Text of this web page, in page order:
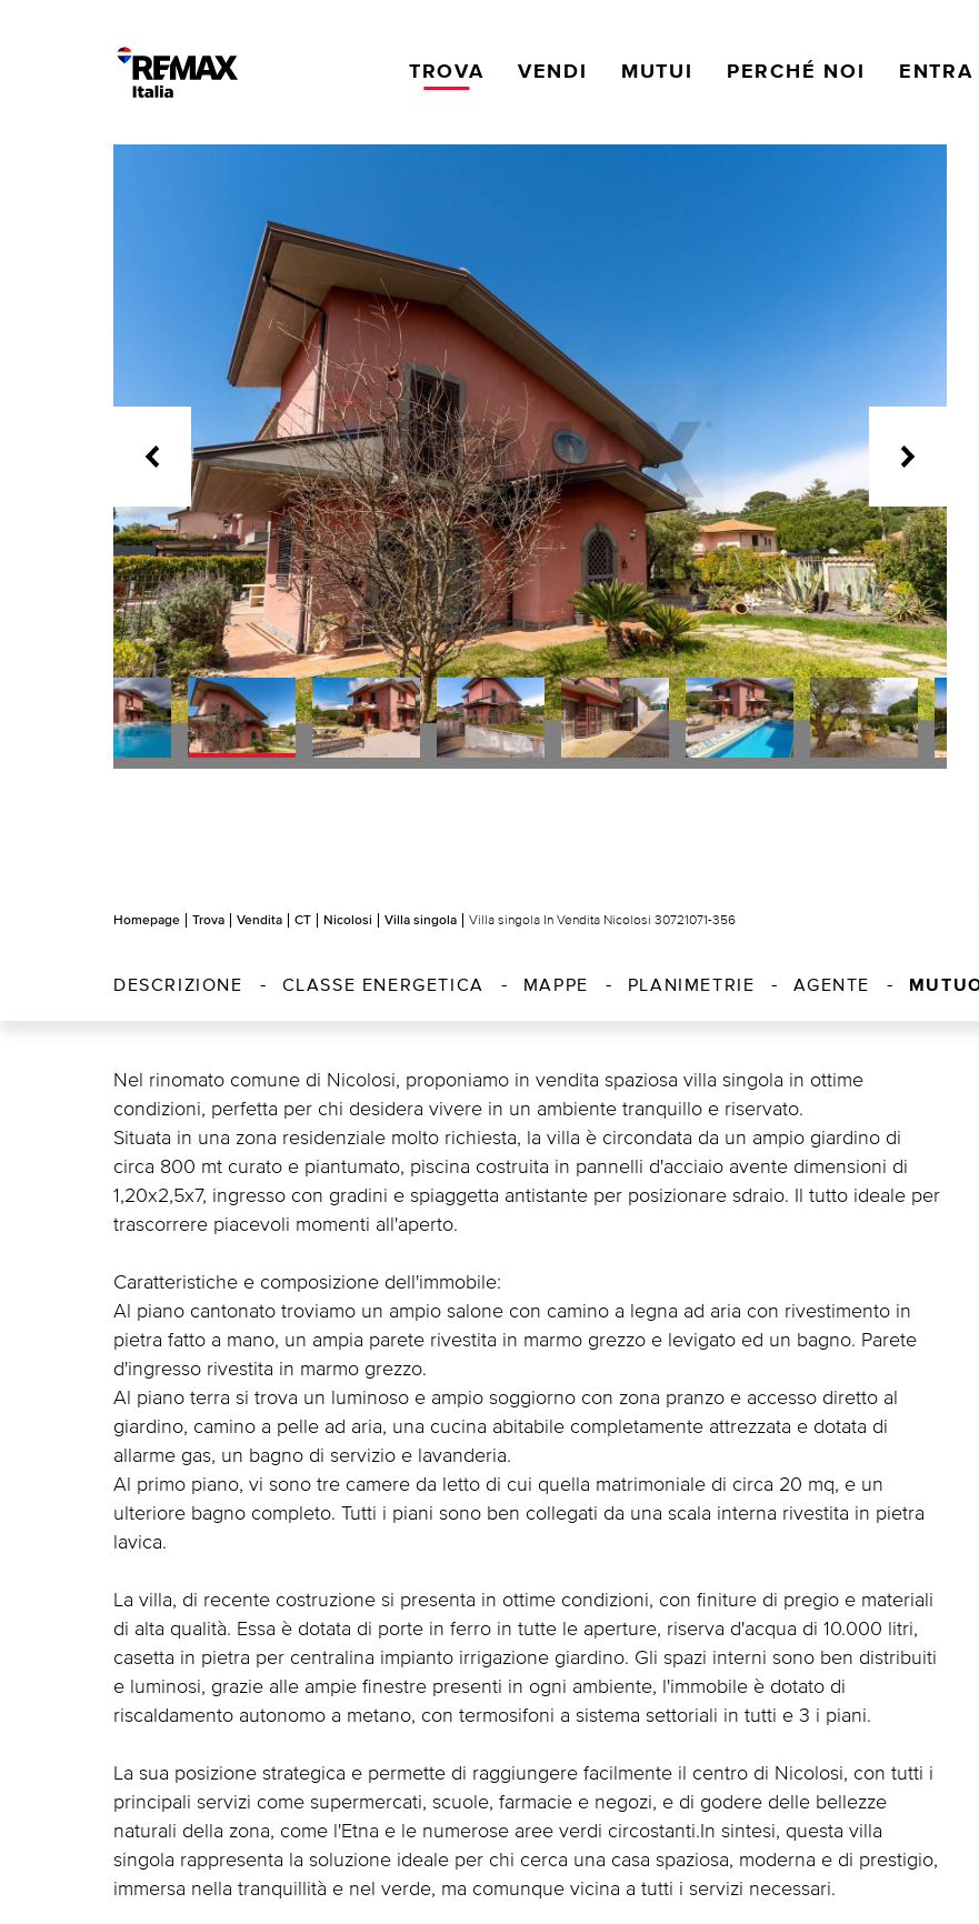
TROVA VENDI MUTUI PERCHÉ NOI
Homepage Trova Vendita CT Nicolosi Villa singola Villa singola In Vendita Nicolosi 30721071-356
DESCRIZIONE CLASSE ENERGETICA MAPPE PLANIMETRIE AGENTE
Nel rinomato comune di Nicolosi, proponiamo in vendita spaziosa villa singola in ottime
condizioni, perfetta per chi desidera vivere in un ambiente tranquillo e riservato.
Situata in una zona residenziale molto richiesta, la villa è circondata da un ampio giardino di
circa 800 mt curato e piantumato, piscina costruita in pannelli d'acciaio avente dimensioni di
1,20x2,5x7, ingresso con gradini e spiaggetta antistante per posizionare sdraio. Il tutto ideale per
trascorrere piacevoli momenti all'aperto.
Caratteristiche e composizione dell'immobile:
Al piano cantonato troviamo un ampio salone con camino a legna ad aria con rivestimento in
pietra fatto a mano, un ampia parete rivestita in marmo grezzo e levigato ed un bagno. Parete
d'ingresso rivestita in marmo grezzo.
Al piano terra si trova un luminoso e ampio soggiorno con zona pranzo e accesso diretto al
giardino, camino a pelle ad aria, una cucina abitabile completamente attrezzata e dotata di
allarme gas, un bagno di servizio e lavanderia.
Al primo piano, vi sono tre camere da letto di cui quella matrimoniale di circa 20 mq, e un
ulteriore bagno completo. Tutti i piani sono ben collegati da una scala interna rivestita in pietra
lavica.
La villa, di recente costruzione si presenta in ottime condizioni, con finiture di pregio e materiali
di alta qualità. Essa è dotata di porte in ferro in tutte le aperture, riserva d'acqua di 10.000 litri,
casetta in pietra per centralina impianto irrigazione giardino. Gli spazi interni sono ben distribuiti
e luminosi, grazie alle ampie finestre presenti in ogni ambiente, l'immobile è dotato di
riscaldamento autonomo a metano, con termosifoni a sistema settoriali in tutti e 3 i piani.
La sua posizione strategica e permette di raggiungere facilmente il centro di Nicolosi, con tutti i
principali servizi come supermercati, scuole, farmacie e negozi, e di godere delle bellezze
naturali della zona, come l'Etna e le numerose aree verdi circostanti.In sintesi, questa villa
singola rappresenta la soluzione ideale per chi cerca una casa spaziosa, moderna e di prestigio,
immersa nella tranquillità e nel verde, ma comunque vicina a tutti i servizi necessari.